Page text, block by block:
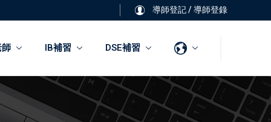
導師登記/導師登錄
IB補習 DSE補習